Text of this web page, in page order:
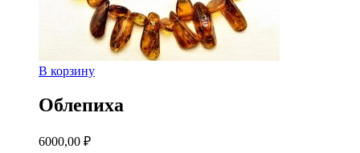
В корзину
Облепиха
6000,00 ₽